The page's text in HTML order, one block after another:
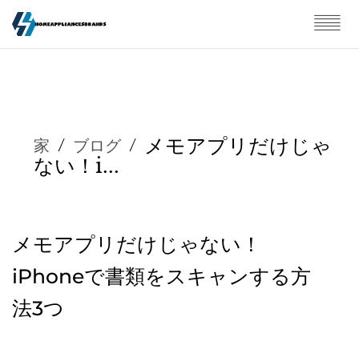
家 / ブログ / メモアプリだけじゃ
ない！i...
メモアプリだけじゃない！
iPhoneで書類をスキャンする方
法3つ